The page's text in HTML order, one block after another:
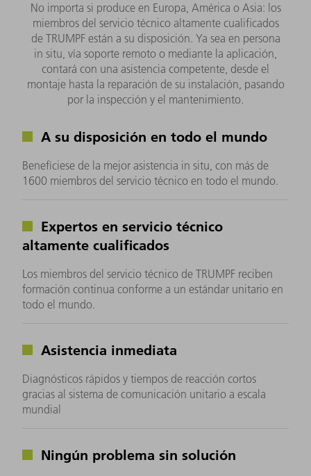
No importa si produce en Europa, América o Asia: los
miembros del servicio técnico altamente cualificados
de TRUMPF están a su disposición. Ya sea en persona
in situ, vía soporte remoto o mediante la aplicación,
contará con una asistencia competente, desde el
montaje hasta la reparación de su instalación, pasando
por la inspección y el mantenimiento.
A su disposición en todo el mundo
Benefíciese de la mejor asistencia in situ, con más de
1600 miembros del servicio técnico en todo el mundo.
Expertos en servicio técnico
altamente cualificados
Los miembros del servicio técnico de TRUMPF reciben
formación continua conforme a un estándar unitario en
todo el mundo.
Asistencia inmediata
Diagnósticos rápidos y tiempos de reacción cortos
gracias al sistema de comunicación unitario a escala
mundial
Ningún problema sin solución